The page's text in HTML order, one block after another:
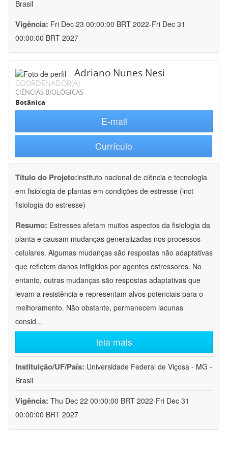
Brasil
Vigência: Fri Dec 23 00:00:00 BRT 2022-Fri Dec 31
00:00:00 BRT 2027
Adriano Nunes Nesi
COORDENADOR(A)
CIÊNCIAS BIOLÓGICAS
Botânica
E-mail
Currículo
Título do Projeto:instituto nacional de ciência e tecnologia
em fisiologia de plantas em condições de estresse (inct
fisiologia do estresse)
Resumo: Estresses afetam muitos aspectos da fisiologia da
planta e causam mudanças generalizadas nos processos
celulares. Algumas mudanças são respostas não adaptativas
que refletem danos infligidos por agentes estressores. No
entanto, outras mudanças são respostas adaptativas que
levam a resistência e representam alvos potenciais para o
melhoramento. Não obstante, permanecem lacunas
consid...
leia mais
Instituição/UF/País: Universidade Federal de Viçosa - MG -
Brasil
Vigência: Thu Dec 22 00:00:00 BRT 2022-Fri Dec 31
00:00:00 BRT 2027